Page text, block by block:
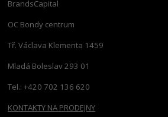
BrandsCapital
OC Bondy centrum
Tř. Václava Klementa 1459
Mladá Boleslav 293 01
Tel.: +420 702 136 620
KONTAKTY NA PRODEJNY